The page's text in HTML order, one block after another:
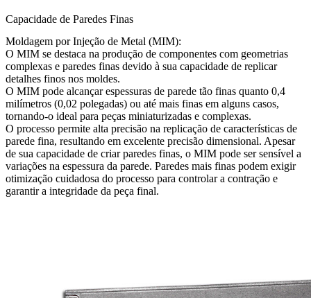
Capacidade de Paredes Finas
Moldagem por Injeção de Metal (MIM):
O MIM se destaca na produção de componentes com geometrias
complexas e paredes finas devido à sua capacidade de replicar
detalhes finos nos moldes.
O MIM pode alcançar espessuras de parede tão finas quanto 0,4
milímetros (0,02 polegadas) ou até mais finas em alguns casos,
tornando-o ideal para peças miniaturizadas e complexas.
O processo permite alta precisão na replicação de características de
parede fina, resultando em excelente precisão dimensional. Apesar
de sua capacidade de criar paredes finas, o MIM pode ser sensível a
variações na espessura da parede. Paredes mais finas podem exigir
otimização cuidadosa do processo para controlar a contração e
garantir a integridade da peça final.